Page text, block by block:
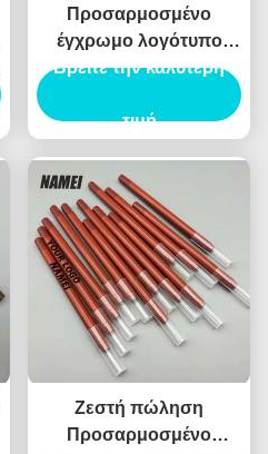
Προσαρμοσμένο
έγχρωμο λογότυπο
εκτυπωμένο πλαστικό
σωλήνα συσκευασία
σωλήνα
Βρείτε την καλύτερη
τιμή
Ζεστή πώληση
Προσαρμοσμένο